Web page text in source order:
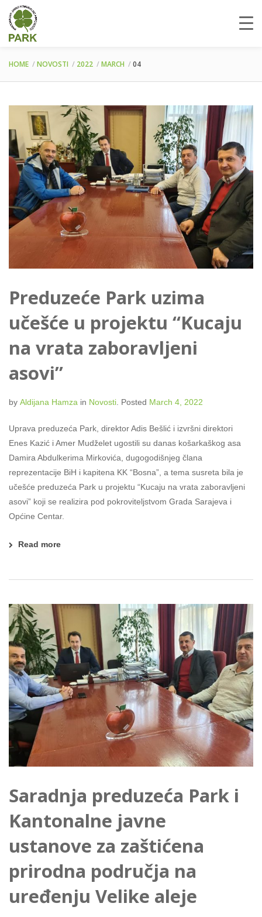
HOME NOVOSTI 2022 MARCH 04
Preduzeće Park uzima
učešće u projektu “Kucaju
na vrata zaboravljeni
asovi”
by Aldijana Hamza in Novosti Posted March 4, 2022
Uprava preduzeća Park, direktor Adis Bešlić i izvršni direktori
Enes Kazić i Amer Mudželet ugostili su danas košarkaškog asa
Damira Abdulkerima Mirkovića, dugogodišnjeg člana
reprezentacije BiH i kapitena KK “Bosna”, a tema susreta bila je
učešće preduzeća Park u projektu “Kucaju na vrata zaboravljeni
asovi” koji se realizira pod pokroviteljstvom Grada Sarajeva i
Općine Centar.
Read more
Saradnja preduzeća Park i
Kantonalne javne
ustanove za zaštićena
prirodna područja na
uređenju Velike aleje